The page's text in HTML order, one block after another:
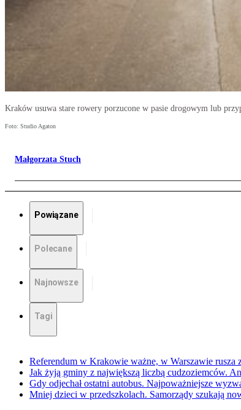
Kraków usuwa stare rowery porzucone w pasie drogowym lub
Foto: Studio Agaton
Małgorzata Stuch
Powiązane
Polecane
Najnowsze
Tagi
Referendum w Krakowie ważne, w Warszawie rusza
Jak żyją gminy z największą liczbą cudzoziemców.
Gdy odjechał ostatni autobus. Najpoważniejsze
Mniej dzieci w przedszkolach. Samorządy szukają